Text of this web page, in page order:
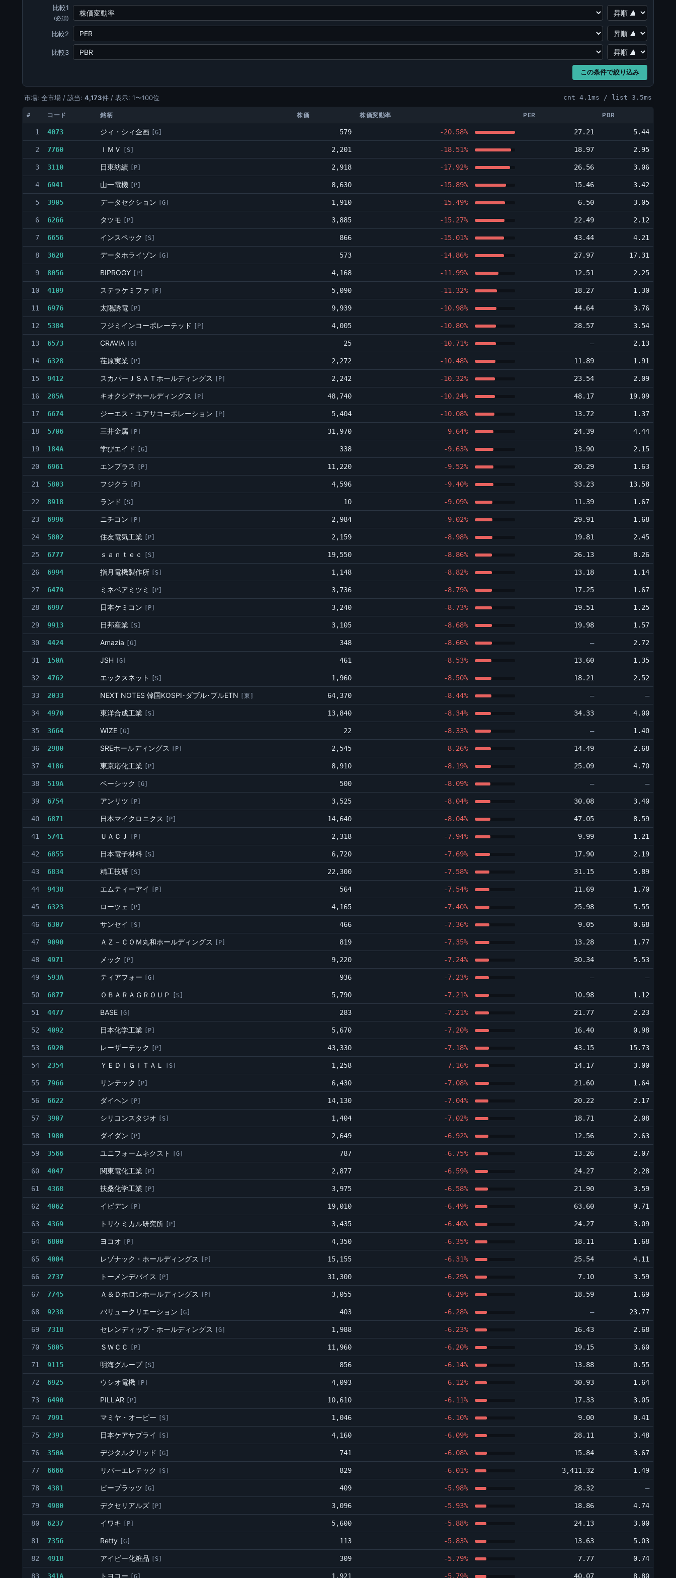
比較1
(必須)
比較2
比較3
この条件で絞り込み
市場: 全市場 / 該当: 4,173件 / 表示: 1〜100位 cnt 4.1ms / list 3.5ms
# コード 銘柄 株価 株価変動率 PER PBR
1 4073 ジィ・シィ企画 [G] 579 -20.58% 27.21 5.44
2 7760 ＩＭＶ [S] 2,201 -18.51% 18.97 2.95
3 3110 日東紡績 [P] 2,918 -17.92% 26.56 3.06
4 6941 山一電機 [P] 8,630 -15.89% 15.46 3.42
5 3905 データセクション [G] 1,910 -15.49% 6.50 3.05
6 6266 タツモ [P] 3,885 -15.27% 22.49 2.12
7 6656 インスペック [S] 866 -15.01% 43.44 4.21
8 3628 データホライゾン [G] 573 -14.86% 27.97 17.31
9 8056 BIPROGY [P] 4,168 -11.99% 12.51 2.25
10 4109 ステラケミファ [P] 5,090 -11.32% 18.27 1.30
11 6976 太陽誘電 [P] 9,939 -10.98% 44.64 3.76
12 5384 フジミインコーポレーテッド [P] 4,005 -10.80% 28.57 3.54
13 6573 CRAVIA [G] 25 -10.71% ― 2.13
14 6328 荏原実業 [P] 2,272 -10.48% 11.89 1.91
15 9412 スカパーＪＳＡＴホールディングス [P] 2,242 -10.32% 23.54 2.09
16 285A キオクシアホールディングス [P] 48,740 -10.24% 48.17 19.09
17 6674 ジーエス・ユアサコーポレーション [P] 5,404 -10.08% 13.72 1.37
18 5706 三井金属 [P] 31,970 -9.64% 24.39 4.44
19 184A 学びエイド [G] 338 -9.63% 13.90 2.15
20 6961 エンプラス [P] 11,220 -9.52% 20.29 1.63
21 5803 フジクラ [P] 4,596 -9.40% 33.23 13.58
22 8918 ランド [S] 10 -9.09% 11.39 1.67
23 6996 ニチコン [P] 2,984 -9.02% 29.91 1.68
24 5802 住友電気工業 [P] 2,159 -8.98% 19.81 2.45
25 6777 ｓａｎｔｅｃ [S] 19,550 -8.86% 26.13 8.26
26 6994 指月電機製作所 [S] 1,148 -8.82% 13.18 1.14
27 6479 ミネベアミツミ [P] 3,736 -8.79% 17.25 1.67
28 6997 日本ケミコン [P] 3,240 -8.73% 19.51 1.25
29 9913 日邦産業 [S] 3,105 -8.68% 19.98 1.57
30 4424 Amazia [G] 348 -8.66% ― 2.72
31 150A JSH [G] 461 -8.53% 13.60 1.35
32 4762 エックスネット [S] 1,960 -8.50% 18.21 2.52
33 2033 NEXT NOTES 韓国KOSPI･ダブル･ブルETN [東] 64,370 -8.44% ― ―
34 4970 東洋合成工業 [S] 13,840 -8.34% 34.33 4.00
35 3664 WIZE [G] 22 -8.33% ― 1.40
36 2980 SREホールディングス [P] 2,545 -8.26% 14.49 2.68
37 4186 東京応化工業 [P] 8,910 -8.19% 25.09 4.70
38 519A ベーシック [G] 500 -8.09% ― ―
39 6754 アンリツ [P] 3,525 -8.04% 30.08 3.40
40 6871 日本マイクロニクス [P] 14,640 -8.04% 47.05 8.59
41 5741 ＵＡＣＪ [P] 2,318 -7.94% 9.99 1.21
42 6855 日本電子材料 [S] 6,720 -7.69% 17.90 2.19
43 6834 精工技研 [S] 22,300 -7.58% 31.15 5.89
44 9438 エムティーアイ [P] 564 -7.54% 11.69 1.70
45 6323 ローツェ [P] 4,165 -7.40% 25.98 5.55
46 6307 サンセイ [S] 466 -7.36% 9.05 0.68
47 9090 ＡＺ－ＣＯＭ丸和ホールディングス [P] 819 -7.35% 13.28 1.77
48 4971 メック [P] 9,220 -7.24% 30.34 5.53
49 593A ティアフォー [G] 936 -7.23% ― ―
50 6877 ＯＢＡＲＡＧＲＯＵＰ [S] 5,790 -7.21% 10.98 1.12
51 4477 BASE [G] 283 -7.21% 21.77 2.23
52 4092 日本化学工業 [P] 5,670 -7.20% 16.40 0.98
53 6920 レーザーテック [P] 43,330 -7.18% 43.15 15.73
54 2354 ＹＥＤＩＧＩＴＡＬ [S] 1,258 -7.16% 14.17 3.00
55 7966 リンテック [P] 6,430 -7.08% 21.60 1.64
56 6622 ダイヘン [P] 14,130 -7.04% 20.22 2.17
57 3907 シリコンスタジオ [S] 1,404 -7.02% 18.71 2.08
58 1980 ダイダン [P] 2,649 -6.92% 12.56 2.63
59 3566 ユニフォームネクスト [G] 787 -6.75% 13.26 2.07
60 4047 関東電化工業 [P] 2,877 -6.59% 24.27 2.28
61 4368 扶桑化学工業 [P] 3,975 -6.58% 21.90 3.59
62 4062 イビデン [P] 19,010 -6.49% 63.60 9.71
63 4369 トリケミカル研究所 [P] 3,435 -6.40% 24.27 3.09
64 6800 ヨコオ [P] 4,350 -6.35% 18.11 1.68
65 4004 レゾナック・ホールディングス [P] 15,155 -6.31% 25.54 4.11
66 2737 トーメンデバイス [P] 31,300 -6.29% 7.10 3.59
67 7745 Ａ＆Ｄホロンホールディングス [P] 3,055 -6.29% 18.59 1.69
68 9238 バリュークリエーション [G] 403 -6.28% ― 23.77
69 7318 セレンディップ・ホールディングス [G] 1,988 -6.23% 16.43 2.68
70 5805 ＳＷＣＣ [P] 11,960 -6.20% 19.15 3.60
71 9115 明海グループ [S] 856 -6.14% 13.88 0.55
72 6925 ウシオ電機 [P] 4,093 -6.12% 30.93 1.64
73 6490 PILLAR [P] 10,610 -6.11% 17.33 3.05
74 7991 マミヤ・オーピー [S] 1,046 -6.10% 9.00 0.41
75 2393 日本ケアサプライ [S] 4,160 -6.09% 28.11 3.48
76 350A デジタルグリッド [G] 741 -6.08% 15.84 3.67
77 6666 リバーエレテック [S] 829 -6.01% 3,411.32 1.49
78 4381 ビープラッツ [G] 409 -5.98% 28.32 ―
79 4980 デクセリアルズ [P] 3,096 -5.93% 18.86 4.74
80 6237 イワキ [P] 5,600 -5.88% 24.13 3.00
81 7356 Retty [G] 113 -5.83% 13.63 5.03
82 4918 アイビー化粧品 [S] 309 -5.79% 7.77 0.74
83 341A トヨコー [G] 1,921 -5.79% 40.07 8.80